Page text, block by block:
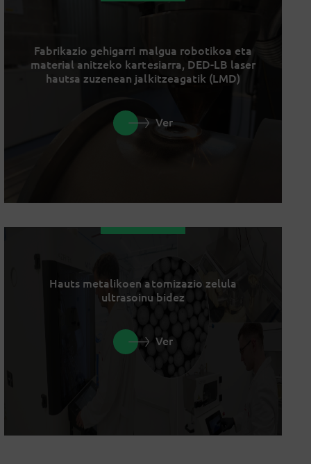
Fabrikazio gehigarri malgua robotikoa eta
material anitzeko kartesiarra, DED-LB laser
hautsa zuzenean jalkitzeagatik (LMD)
Ver
Hauts metalikoen atomizazio zelula
ultrasoinu bidez
Ver